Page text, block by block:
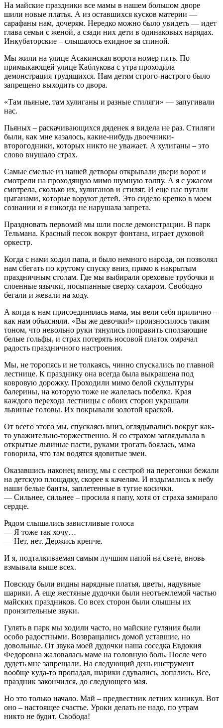
На майские праздники все мамы в нашем большом дворе
шили новые платья. А из оставшихся кусков материи —
сарафаны нам, дочерям. Нередко можно было увидеть — идет
глава семьи с женой, а сзади них дети в одинаковых нарядах.
Инкубаторские – слышалось ехидное за спиной.
Мы жили на улице Асакинская ворота номер пять. По
примыкающей улице Каблукова с утра проходила
демонстрация трудящихся. Нам детям строго-настрого было
запрещено выходить со двора.
«Там пьяные, там хулиганы и разные стиляги» — запугивали
нас.
Пьяных – раскачивающихся дяденек я видела не раз. Стиляги
были, как мне казалось, какие-нибудь двоечники-
второгодники, которых никто не уважает. А хулиганы – это
слово внушало страх.
Самые смелые из нашей детворы открывали двери ворот и
смотрели на проходящую мимо шумную толпу. А я с ужасом
смотрела, сколько их, хулиганов и стиляг. И еще нас пугали
цыганами, которые воруют детей. Это сидело крепко в моем
сознании и я никогда не нарушала запрета.
Праздновать первомай мы шли после демонстрации. В парк
Тельмана. Красный песок вокруг фонтана, играет духовой
оркестр.
Когда с нами ходил папа, и было немного народа, он позволял
нам сбегать по крутому спуску вниз, прямо к накрытым
праздничным столам. Где мы выбирали ореховые трубочки и
слоенные язычки, посыпанные сверху сахаром. Свободно
бегали и жевали на ходу.
А когда к нам присоединялась мама, мы вели себя прилично –
как нам объясняли. «Вы же девочки!» произносилось таким
тоном, что невольно руки тянулись поправить сползающие
белые гольфы, и страх потерять носовой платок омрачал
радость праздничного настроения.
Мы, не торопясь и не толкаясь, чинно спускались по главной
лестнице. К празднику она всегда была выкрашена под
ковровую дорожку. Проходили мимо белой скульптуры
балерины, на которую тоже не жалелась побелка. Края
каждого перехода лестницы с обоих сторон украшали
львиные головы. Их покрывали золотой краской.
От всего этого мы, спускаясь вниз, оглядывались вокруг как-
то уважительно-торжественно. Я со страхом заглядывала в
открытые львиные пасти, руками трогать боялась, мама
говорила, что там водятся ядовитые змеи.
Оказавшись наконец внизу, мы с сестрой на перегонки бежали
на детскую площадку, скорее к качелям. И вздымались к небу
наши белые банты, заплетенные в тугие косички.
— Сильнее, сильнее – просила я папу, хотя от страха замирало
сердце.
Рядом слышались завистливые голоса
— Я тоже так хочу…
— Нет, нет. Держись крепче.
И я, подталкиваемая самым лучшим папой на свете, вновь
взмывала выше всех.
Повсюду были видны нарядные платья, цветы, надувные
шарики. А еще жестяные дудочки были неотъемлемой частью
майских праздников. Со всех сторон были слышны их
пронзительные звуки.
Гулять в парк мы ходили часто, но майские гуляния были
особо радостными. Возвращались домой уставшие, но
довольные. От звука моей дудочки наша соседка Евдокия
Федоровна жаловалась маме на головную боль. После чего
дудеть мне запрещали. На следующий день инструмент
вообще куда-то пропадал, шарики сдувались, лопались. Все,
праздник закончился, до следующего мая.
Но это только начало. Май – предвестник летних каникул. Вот
оно – настоящее счастье. Уроки делать не надо, по утрам
никто не будит. Свобода!